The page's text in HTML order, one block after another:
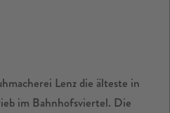
Lenz die älteste in
im Bahnhofsviertel. Die